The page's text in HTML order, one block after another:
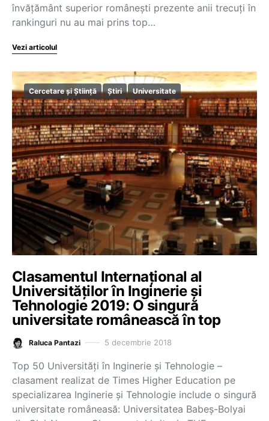
învățământ superior românești prezente anii trecuți în
rankinguri nu au mai prins top…
Vezi articolul
Cercetare și Știință Știri Universitate
Clasamentul Internațional al
Universităților în Inginerie și
Tehnologie 2019: O singură
universitate românească în top
Raluca Pantazi 5 decembrie 2018
Top 50 Universități în Inginerie și Tehnologie –
clasament realizat de Times Higher Education pe
specializarea Inginerie și Tehnologie include o singură
universitate româneasă: Universitatea Babeș-Bolyai